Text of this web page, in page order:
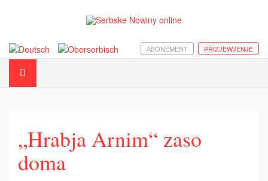
PŘIZJEWJENJE
ABONEMENT
„Hrabja Arnim“ zaso
doma